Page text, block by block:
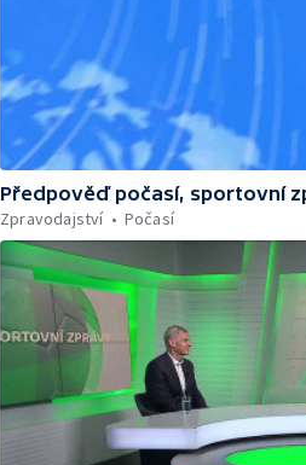
Předpověď počasí, sportovní
Zpravodajství
Počasí